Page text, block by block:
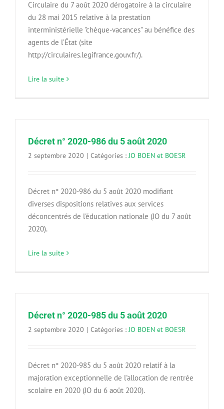
Circulaire du 7 août 2020 dérogatoire à la circulaire
du 28 mai 2015 relative à la prestation
interministérielle "chèque-vacances" au bénéfice des
agents de l’État (site
http://circulaires.legifrance.gouv.fr/).
Lire la suite
Décret n° 2020-986 du 5 août 2020
2 septembre 2020 | Catégories : JO BOEN et BOESR
Décret n° 2020-986 du 5 août 2020 modifiant
diverses dispositions relatives aux services
déconcentrés de l'éducation nationale (JO du 7 août
2020).
Lire la suite
Décret n° 2020-985 du 5 août 2020
2 septembre 2020 | Catégories : JO BOEN et BOESR
Décret n° 2020-985 du 5 août 2020 relatif à la
majoration exceptionnelle de l'allocation de rentrée
scolaire en 2020 (JO du 6 août 2020).